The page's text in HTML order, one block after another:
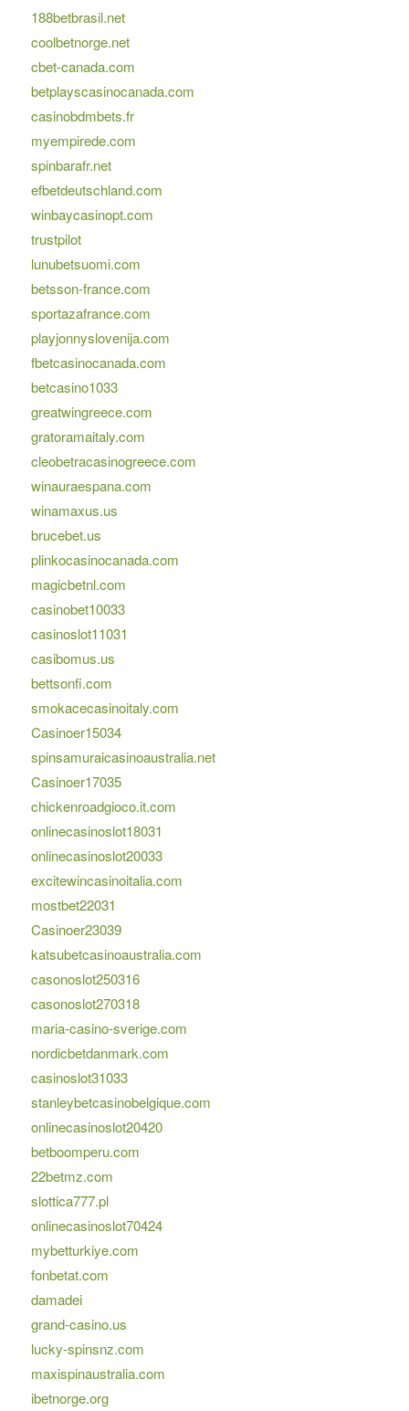
188betbrasil.net
coolbetnorge.net
cbet-canada.com
betplayscasinocanada.com
casinobdmbets.fr
myempirede.com
spinbarafr.net
efbetdeutschland.com
winbaycasinopt.com
trustpilot
lunubetsuomi.com
betsson-france.com
sportazafrance.com
playjonnyslovenija.com
fbetcasinocanada.com
betcasino1033
greatwingreece.com
gratoramaitaly.com
cleobetracasinogreece.com
winauraespana.com
winamaxus.us
brucebet.us
plinkocasinocanada.com
magicbetnl.com
casinobet10033
casinoslot11031
casibomus.us
bettsonfi.com
smokacecasinoitaly.com
Casinoer15034
spinsamuraicasinoaustralia.net
Casinoer17035
chickenroadgioco.it.com
onlinecasinoslot18031
onlinecasinoslot20033
excitewincasinoitalia.com
mostbet22031
Casinoer23039
katsubetcasinoaustralia.com
casonoslot250316
casonoslot270318
maria-casino-sverige.com
nordicbetdanmark.com
casinoslot31033
stanleybetcasinobelgique.com
onlinecasinoslot20420
betboomperu.com
22betmz.com
slottica777.pl
onlinecasinoslot70424
mybetturkiye.com
fonbetat.com
damadei
grand-casino.us
lucky-spinsnz.com
maxispinaustralia.com
ibetnorge.org